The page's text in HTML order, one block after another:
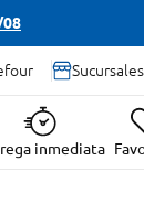
08
Sucursales
inmediata